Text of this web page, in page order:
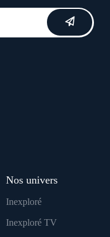
Nos univers
Inexploré
Inexploré TV